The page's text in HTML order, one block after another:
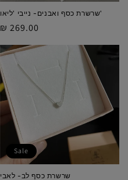
'שרשרת כסף ואבנים- נייבי 'ליאו
מחיר
269.00 ₪
Sale
שרשרת כסף לב- לאבי